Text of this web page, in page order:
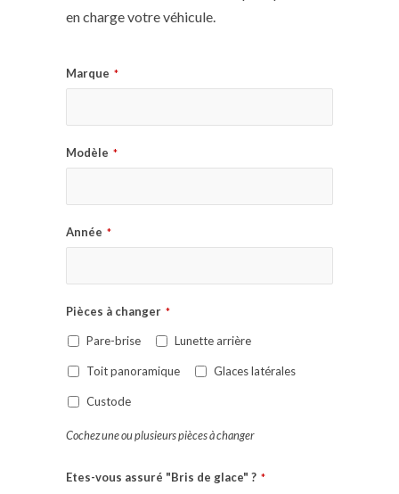
en charge votre véhicule.
Marque *
Modèle *
Année *
Pièces à changer *
Pare-brise Lunette arrière
Toit panoramique Glaces latérales
Custode
Cochez une ou plusieurs pièces à changer
Etes-vous assuré "Bris de glace" ? *